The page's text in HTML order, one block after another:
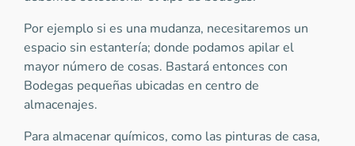
Por ejemplo si es una mudanza, necesitaremos un
espacio sin estantería; donde podamos apilar el
mayor número de cosas. Bastará entonces con
Bodegas pequeñas ubicadas en centro de
almacenajes.
Para almacenar químicos, como las pinturas de casa,